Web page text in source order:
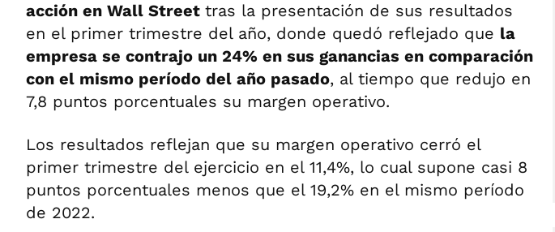
acción en Wall Street tras la presentación de sus resultados
en el primer trimestre del año, donde quedó reflejado que la
empresa se contrajo un 24% en sus ganancias en comparación
con el mismo período del año pasado, al tiempo que redujo en
7,8 puntos porcentuales su margen operativo.
Los resultados reflejan que su margen operativo cerró el
primer trimestre del ejercicio en el 11,4%, lo cual supone casi 8
puntos porcentuales menos que el 19,2% en el mismo período
de 2022.